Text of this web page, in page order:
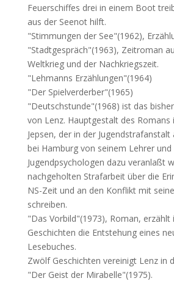
Feuerschiffes drei in einem Boot
aus der Seenot hilft.
"Stimmungen der See"(1962),
"Stadtgespräch"(1963), Zeitroman
Weltkrieg und der Nachkriegszeit.
"Lehmanns Erzählungen"(1964)
"Der Spielverderber"(1965)
"Deutschstunde"(1968) ist das
von Lenz. Hauptgestalt des Romans
Jepsen, der in der Jugendstrafanstalt
bei Hamburg von seinem Lehrer und
Jugendpsychologen dazu veranlaßt
nachgeholten Strafarbeit über die
NS-Zeit und an den Konflikt mit
schreiben.
"Das Vorbild"(1973), Roman, erzählt
Geschichten die Entstehung eines
Lesebuches.
Zwölf Geschichten vereinigt Lenz in
"Der Geist der Mirabelle"(1975).